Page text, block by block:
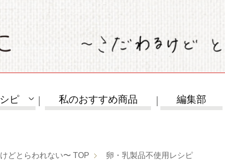
ピ 私のおすすめ商品 編集部
どとらわれない〜 TOP 卵・乳製品不使用レシピ